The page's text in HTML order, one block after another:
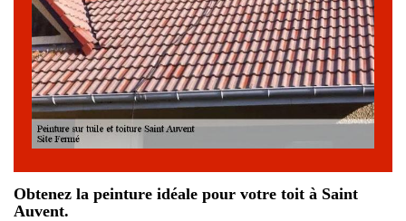
Obtenez la peinture idéale pour votre toit à Saint
Auvent.